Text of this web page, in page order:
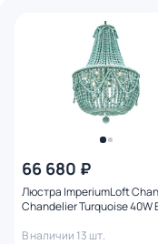
66 680 ₽
Люстра ImperiumLoft
Chandelier Turquoise 40W
В наличии 13 шт.
Страна
Материал плафона